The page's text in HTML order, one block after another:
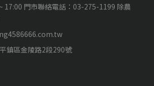
17:00 門市聯絡電話：03-275-1199 除農
鎮區金陵路2段290號